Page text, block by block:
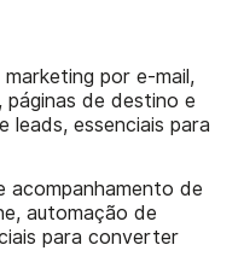
marketing por e-mail,
de destino e
leads, essenciais para
acompanhamento de
automação de
para converter